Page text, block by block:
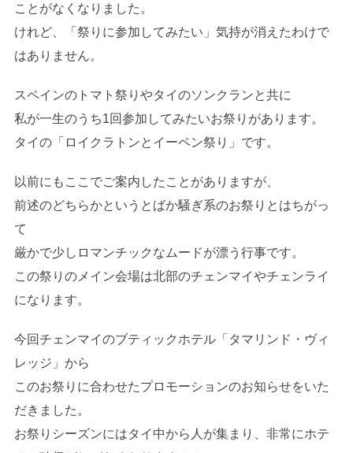
ことがなくなりました。
けれど、「祭りに参加してみたい」気持が消えたわけで
はありません。
スペインのトマト祭りやタイのソンクランと共に
私が一生のうち1回参加してみたいお祭りがあります。
タイの「ロイクラトンとイーペン祭り」です。
以前にもここでご案内したことがありますが、
前述のどちらかというとばか騒ぎ系のお祭りとはちがっ
て
厳かで少しロマンチックなムードが漂う行事です。
この祭りのメイン会場は北部のチェンマイやチェンライ
になります。
今回チェンマイのブティックホテル「タマリンド・ヴィ
レッジ」から
このお祭りに合わせたプロモーションのお知らせをいた
だきました。
お祭りシーズンにはタイ中から人が集まり、非常にホテ